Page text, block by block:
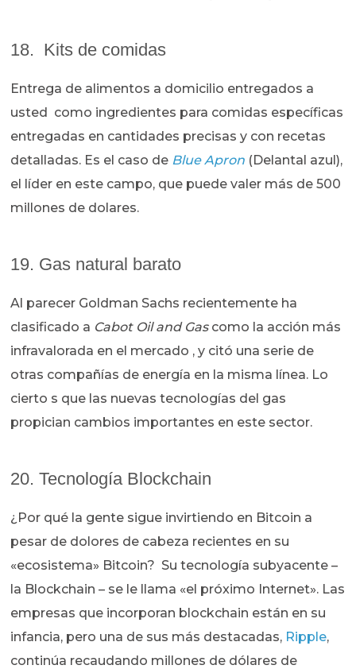
18. Kits de comidas
Entrega de alimentos a domicilio entregados a
usted como ingredientes para comidas específicas
entregadas en cantidades precisas y con recetas
detalladas. Es el caso de Blue Apron (Delantal azul),
el líder en este campo, que puede valer más de 500
millones de dolares.
19. Gas natural barato
Al parecer Goldman Sachs recientemente ha
clasificado a Cabot Oil and Gascomo la acción más
infravalorada en el mercado , y citó una serie de
otras compañías de energía en la misma línea. Lo
cierto s que las nuevas tecnologías del gas
propician cambios importantes en este sector.
20. Tecnología Blockchain
¿Por qué la gente sigue invirtiendo en Bitcoin a
pesar de dolores de cabeza recientes en su
«ecosistema» Bitcoin? Su tecnología subyacente –
la Blockchain – se le llama «el próximo Internet». Las
empresas que incorporan blockchain están en su
infancia, pero una de sus más destacadas, Ripple,
continúa recaudando millones de dólares de